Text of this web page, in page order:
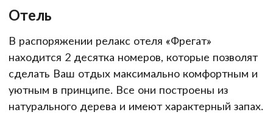
Отель
В распоряжении релакс отеля «Фрегат»
находится 2 десятка номеров, которые позволят
сделать Ваш отдых максимально комфортным и
уютным в принципе. Все они построены из
натурального дерева и имеют характерный запах.